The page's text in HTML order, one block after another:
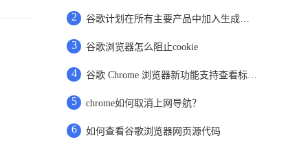
2 谷歌计划在所有主要产品中加入生成式人工智能技术
3 谷歌浏览器怎么阻止cookie
4 谷歌 Chrome 浏览器新功能支持查看标签页内存
5 chrome如何取消上网导航？
6 如何查看谷歌浏览器网页源代码